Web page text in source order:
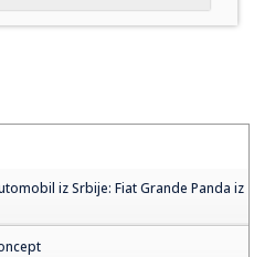
iz Srbije: Fiat Grande Panda iz